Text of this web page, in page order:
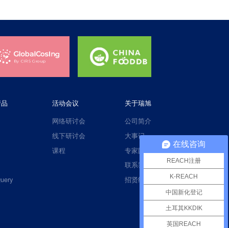
活动会议
网络研讨会
线下研讨会
课程
关于瑞旭
公司简介
大事记
专家团队
联系我们
招贤纳士
在线咨询
REACH注册
K-REACH
中国新化登记
土耳其KKDIK
英国REACH